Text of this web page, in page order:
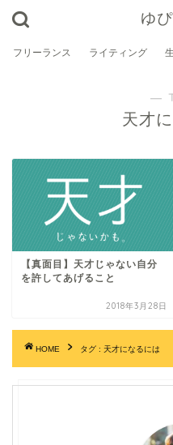
ゆ
フリーランス ライティング
―
天才
【真面目】天才じゃない自分
を許してあげること
2018年3月28日
HOME タグ : 天才になるには